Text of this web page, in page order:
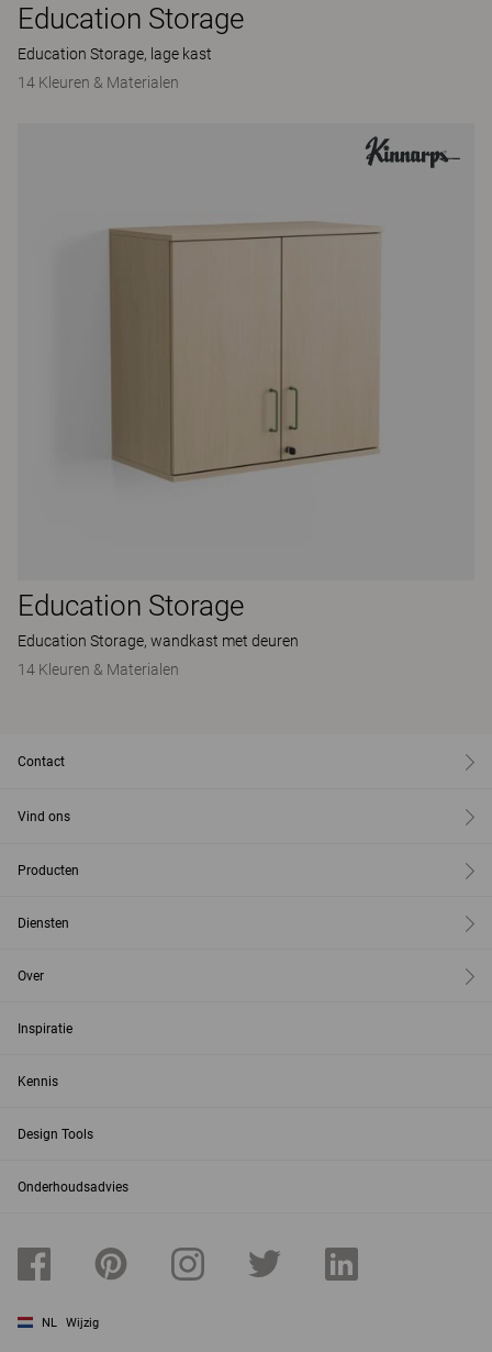
Education Storage
Education Storage, lage kast
14 Kleuren & Materialen
Education Storage
Education Storage, wandkast met deuren
14 Kleuren & Materialen
Contact
Vind ons
Producten
Diensten
Over
Inspiratie
Kennis
Design Tools
Onderhoudsadvies
NL Wijzig